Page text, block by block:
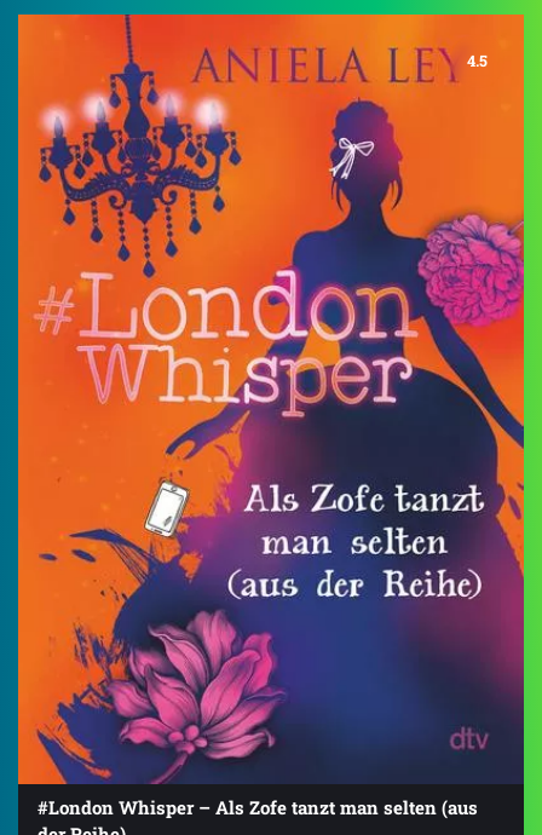
4.5
#London Whisper – Als Zofe tanzt man selten (aus